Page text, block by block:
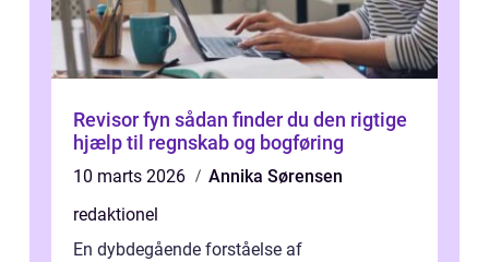
Revisor fyn sådan finder du den rigtige
hjælp til regnskab og bogføring
10 marts 2026
Annika Sørensen
redaktionel
En dybdegående forståelse af